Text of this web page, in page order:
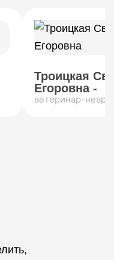
Троицкая
Егоровна -
ветеринар-